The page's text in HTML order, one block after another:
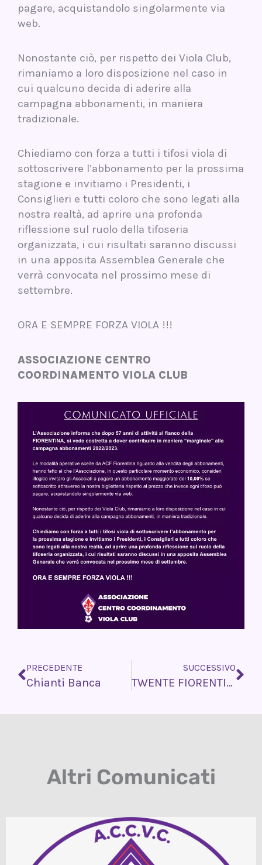
pagare, acquistandolo singolarmente via
web.
Nonostante ciò, per rispetto dei Viola Club,
rimaniamo a loro disposizione nel caso in
cui qualcuno decida di aderire alla
campagna abbonamenti, in maniera
tradizionale.
Chiediamo con forza a tutti i tifosi viola di
sottoscrivere l’abbonamento per la prossima
stagione e invitiamo i Presidenti, i
Consiglieri e tutti coloro che sono legati alla
nostra realtà, ad aprire una profonda
riflessione sul ruolo della tifoseria
organizzata, i cui risultati saranno discussi
in una apposita Assemblea Generale che
verrà convocata nel prossimo mese di
settembre.
ORA E SEMPRE FORZA VIOLA !!!
ASSOCIAZIONE CENTRO
COORDINAMENTO VIOLA CLUB
Precedente
PRECEDENTE
Chianti Banca
SUCCESSIVO
TWENTE FIORENTINA Informazioni per i tifosi
Altri Comunicati